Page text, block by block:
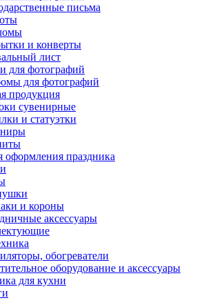
письма
и конверты
лист
для фотографий
для фотографий
продукция
сувенирные
и статуэтки
оформления праздника
и короны
аксессуары
обогреватели
оборудование и аксессуары
для кухни